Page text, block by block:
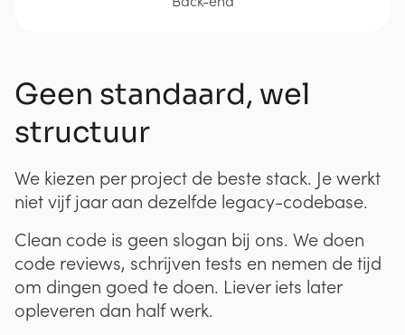
Geen standaard, wel
structuur
We kiezen per project de beste stack. Je werkt
niet vijf jaar aan dezelfde legacy-codebase.
Clean code is geen slogan bij ons. We doen
code reviews, schrijven tests en nemen de tijd
om dingen goed te doen. Liever iets later
opleveren dan half werk.